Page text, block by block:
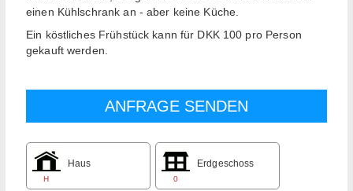
einen Kühlschrank an - aber keine Küche.
Ein köstliches Frühstück kann für DKK 100 pro Person
gekauft werden.
H
Haus
0
Erdgeschoss